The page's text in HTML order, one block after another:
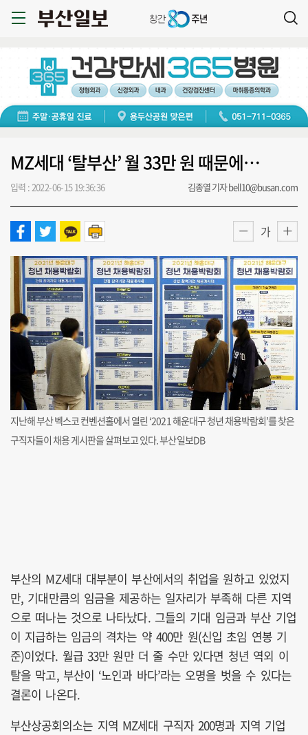
MZ세대 ‘탈부산’ 월 33만 원 때문에…
입력 : 2022-06-15 19:36:36 김종열 기자 bell10@busan.com
가
지난해 부산 벡스코 컨벤션홀에서 열린 ‘2021 해운대구 청년 채용박람회’를 찾은
구직자들이 채용 게시판을 살펴보고 있다. 부산일보DB
부산의 MZ세대 대부분이 부산에서의 취업을 원하고 있었지
만, 기대만큼의 임금을 제공하는 일자리가 부족해 다른 지역
으로 떠나는 것으로 나타났다. 그들의 기대 임금과 부산 기업
이 지급하는 임금의 격차는 약 400만 원(신입 초임 연봉 기
준)이었다. 월급 33만 원만 더 줄 수만 있다면 청년 역외 이
탈을 막고, 부산이 ‘노인과 바다’라는 오명을 벗을 수 있다는
결론이 나온다.
부산상공회의소는 지역 MZ세대 구직자 200명과 지역 기업